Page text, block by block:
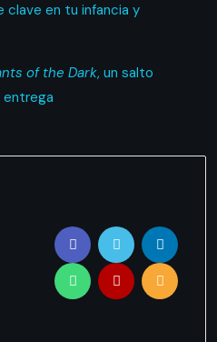
clave en tu infancia y
of the Dark, un salto
entrega